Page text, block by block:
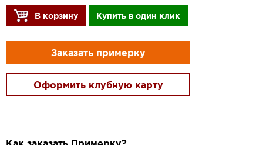
В корзину Купить в один клик
Заказать примерку
Оформить клубную карту